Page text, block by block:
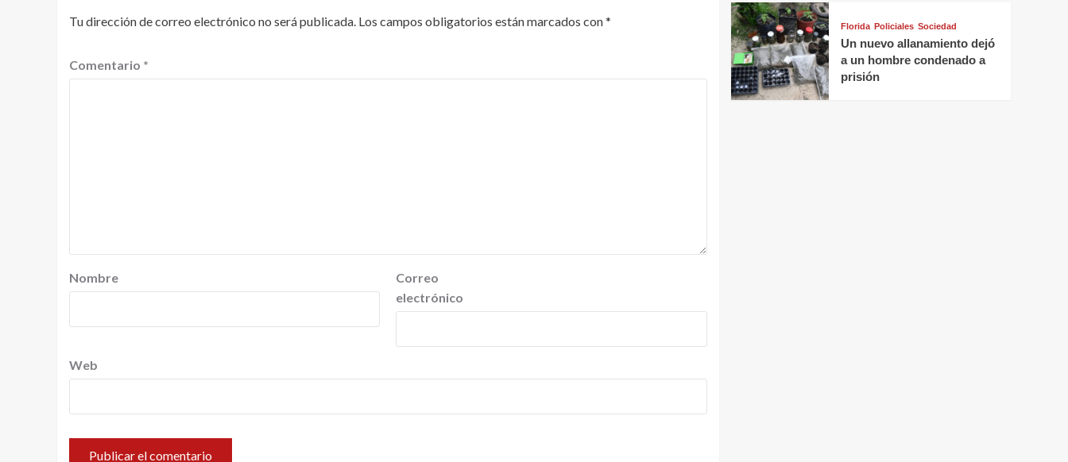
Tu dirección de correo electrónico no será publicada. Los campos obligatorios están marcados con*
Comentario *
Nombre
Correo
electrónico
Web
Florida Policiales Sociedad
Un nuevo allanamiento dejó
a un hombre condenado a
prisión